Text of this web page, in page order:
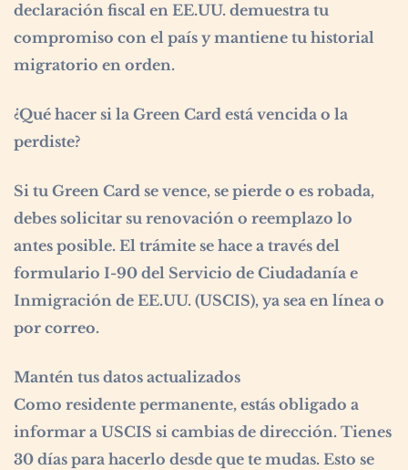
declaración fiscal en EE.UU. demuestra tu
compromiso con el país y mantiene tu historial
migratorio en orden.
¿Qué hacer si la Green Card está vencida o la
perdiste?
Si tu Green Card se vence, se pierde o es robada,
debes solicitar su renovación o reemplazo lo
antes posible. El trámite se hace a través del
formulario I-90 del Servicio de Ciudadanía e
Inmigración de EE.UU. (USCIS), ya sea en línea o
por correo.
Mantén tus datos actualizados
Como residente permanente, estás obligado a
informar a USCIS si cambias de dirección. Tienes
30 días para hacerlo desde que te mudas. Esto se